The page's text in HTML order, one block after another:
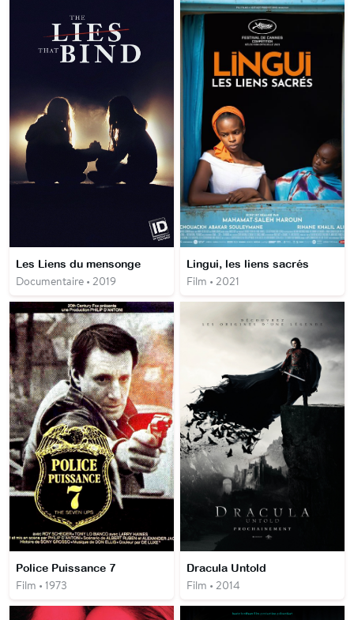
Les Liens du mensonge
Documentaire • 2019
Lingui, les liens sacrés
Film • 2021
Police Puissance 7
Film • 1973
Dracula Untold
Film • 2014